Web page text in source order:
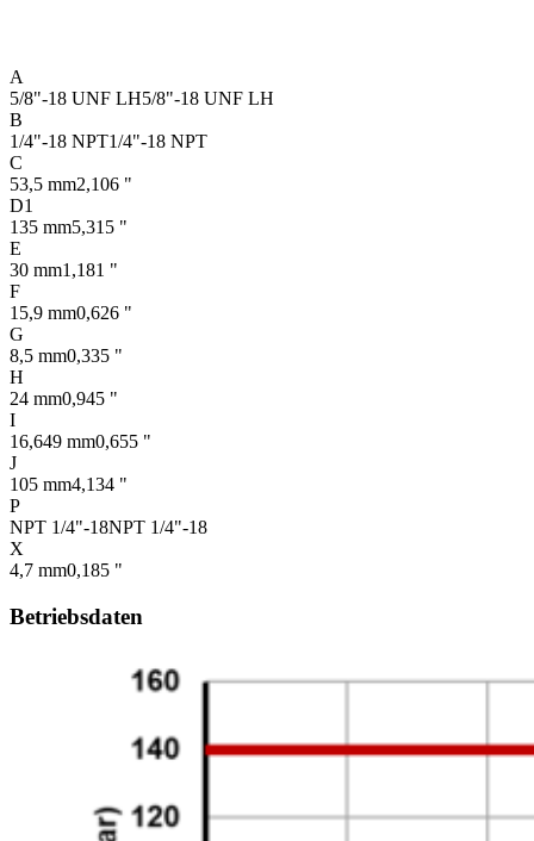
A
5/8"-18 UNF LH5/8"-18 UNF LH
B
1/4"-18 NPT1/4"-18 NPT
C
53,5 mm2,106 "
D1
135 mm5,315 "
E
30 mm1,181 "
F
15,9 mm0,626 "
G
8,5 mm0,335 "
H
24 mm0,945 "
I
16,649 mm0,655 "
J
105 mm4,134 "
P
NPT 1/4"-18NPT 1/4"-18
X
4,7 mm0,185 "
Betriebsdaten